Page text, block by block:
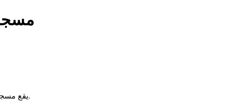
يقع مسجد الشهداء في مدينة بسكرة بالجزائر. يُقام فيه الصلوات الخمس والجمعة، ويخدم سكان المنطقة.